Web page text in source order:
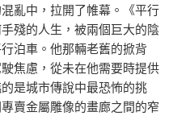
亂中，拉開了帷幕。《平行
殘的人生，被兩個巨大的陰
泊車。他那輛老舊的掀背
焦慮，從未在他需要時提供
是城市傳說中最恐怖的挑
賣金屬雕像的畫廊之間的窄